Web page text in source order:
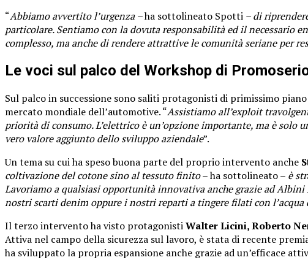
“Abbiamo avvertito l’urgenza –ha sottolineato Spotti – di
particolare. Sentiamo con la dovuta responsabilità ed il necessario
complesso, ma anche di rendere attrattive le comunità seriane per
Le voci sul palco del Workshop di
Sul palco in successione sono saliti protagonisti di primissimo
mercato mondiale dell’automotive. “Assistiamo all’exploit
priorità di consumo. L’elettrico è un’opzione importante, ma è
vero valore aggiunto dello sviluppo aziendale”.
Un tema su cui ha speso buona parte del proprio intervento anche
coltivazione del cotone sino al tessuto finito– ha sottolineato – è
Lavoriamo a qualsiasi opportunità innovativa anche grazie ad
nostri scarti denim oppure i nostri reparti a tingere filati con
Il terzo intervento ha visto protagonistiWalter Licini, Roberto
Attiva nel campo della sicurezza sul lavoro, è stata di recente
ha sviluppato la propria espansione anche grazie ad un’efficace